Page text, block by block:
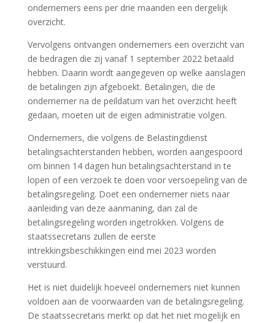
ondernemers eens per drie maanden een dergelijk
overzicht.
Vervolgens ontvangen ondernemers een overzicht van
de bedragen die zij vanaf 1 september 2022 betaald
hebben. Daarin wordt aangegeven op welke aanslagen
de betalingen zijn afgeboekt. Betalingen, die de
ondernemer na de peildatum van het overzicht heeft
gedaan, moeten uit de eigen administratie volgen.
Ondernemers, die volgens de Belastingdienst
betalingsachterstanden hebben, worden aangespoord
om binnen 14 dagen hun betalingsachterstand in te
lopen of een verzoek te doen voor versoepeling van de
betalingsregeling. Doet een ondernemer niets naar
aanleiding van deze aanmaning, dan zal de
betalingsregeling worden ingetrokken. Volgens de
staatssecretaris zullen de eerste
intrekkingsbeschikkingen eind mei 2023 worden
verstuurd.
Het is niet duidelijk hoeveel ondernemers niet kunnen
voldoen aan de voorwaarden van de betalingsregeling.
De staatssecretaris merkt op dat het niet mogelijk en